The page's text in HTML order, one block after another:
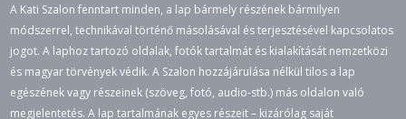
A Kati Szalon fenntart minden, a lap bármely részének bármilyen
módszerrel, technikával történő másolásával és terjesztésével kapcsolatos
jogot. A laphoz tartozó oldalak, fotók tartalmát és kialakítását nemzetközi
és magyar törvények védik. A Szalon hozzájárulása nélkül tilos a lap
egészének vagy részeinek (szöveg, fotó, audio-stb.) más oldalon való
megjelentetés. A lap tartalmának egyes részeit – kizárólag saját